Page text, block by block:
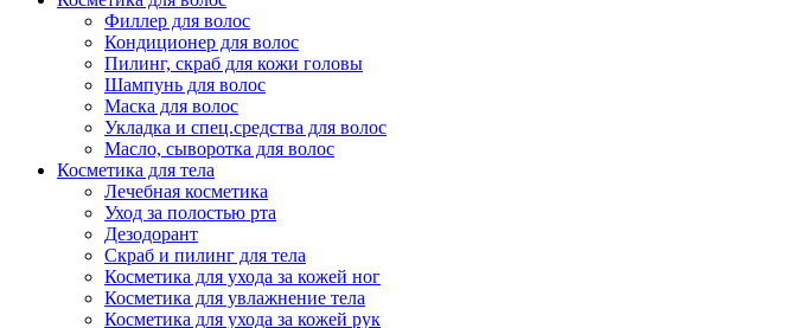
Упаковка
Филлер для волос
Кондиционер для волос
Пилинг, скраб для кожи головы
Шампунь для волос
Маска для волос
Укладка и спец.средства для волос
Масло, сыворотка для волос
Косметика для тела
Лечебная косметика
Уход за полостью рта
Дезодорант
Скраб и пилинг для тела
Косметика для ухода за кожей ног
Косметика для увлажнение тела
Косметика для ухода за кожей рук